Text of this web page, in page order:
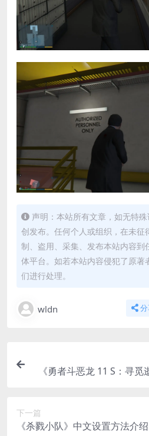
声明：本站所有文章，如无特
创发布。任何个人或组织，在未征
制、盗用、采集、发布本站内容到
体平台。如若本站内容侵犯了原著
们进行处理。
wldn
《勇者斗恶龙 11 S：寻
下一篇
《杀戮小队》中文设置方法介绍